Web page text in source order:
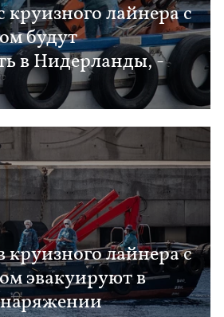
круизного лайнера с
будут
в Нидерланды, -
лайнера с
эвакуируют в